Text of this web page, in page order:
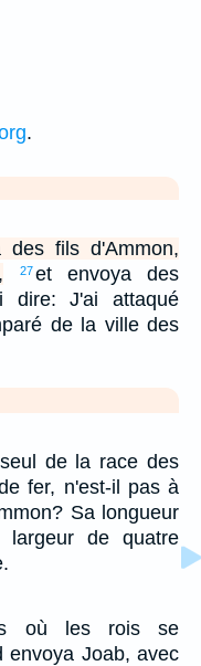
.
des fils d'Ammon,
27et envoya des
dire: J'ai attaqué
de la ville des
de la race des
fer, n'est-il pas à
Sa longueur
de quatre
où les rois se
envoya Joab, avec